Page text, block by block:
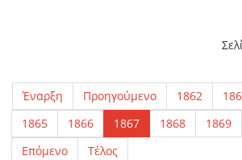
Έναρξη Προηγούμενο 1862
1865
1866 1867 1868 1869
Επόμενο
Τέλος